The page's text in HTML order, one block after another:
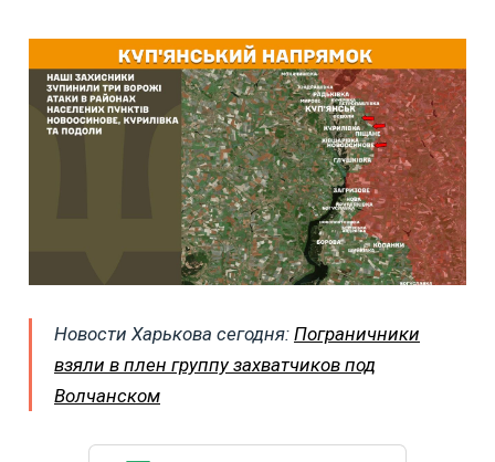
Новости Харькова сегодня: Пограничники
взяли в плен группу захватчиков под
Волчанском